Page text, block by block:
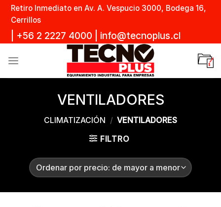
Skip
content
Retiro Inmediato en Av. A. Vespucio 3000, Bodega 16,
Cerrillos
+56 2 2227 4000 info@tecnoplus.cl
VENTILADORES
CLIMATIZACIÓN / VENTILADORES
FILTRO